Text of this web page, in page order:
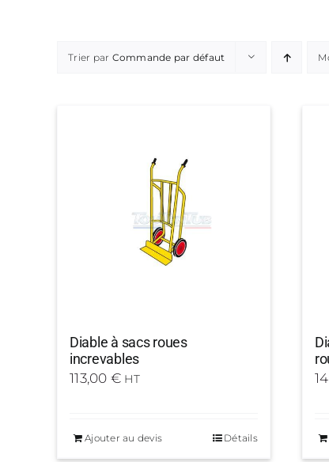
Trier par Commande par défaut
Diable à sacs roues
increvables
113,00 € HT
Ajouter au devis Détails